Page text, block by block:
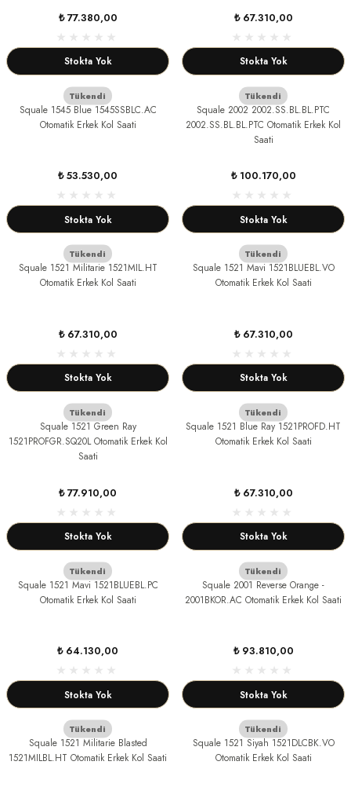
₺ 77.380,00
Stokta Yok
₺ 67.310,00
Stokta Yok
Tükendi
Squale 1545 Blue 1545SSBLC.AC
Otomatik Erkek Kol Saati
₺ 53.530,00
Stokta Yok
Tükendi
Squale 2002 2002.SS.BL.BL.PTC
2002.SS.BL.BL.PTC Otomatik Erkek Kol
Saati
₺ 100.170,00
Stokta Yok
Tükendi
Squale 1521 Militarie 1521MIL.HT
Otomatik Erkek Kol Saati
₺ 67.310,00
Stokta Yok
Tükendi
Squale 1521 Mavi 1521BLUEBL.VO
Otomatik Erkek Kol Saati
₺ 67.310,00
Stokta Yok
Tükendi
Squale 1521 Green Ray
1521PROFGR.SQ20L Otomatik Erkek Kol
Saati
₺ 77.910,00
Stokta Yok
Tükendi
Squale 1521 Blue Ray 1521PROFD.HT
Otomatik Erkek Kol Saati
₺ 67.310,00
Stokta Yok
Tükendi
Squale 1521 Mavi 1521BLUEBL.PC
Otomatik Erkek Kol Saati
₺ 64.130,00
Stokta Yok
Tükendi
Squale 2001 Reverse Orange -
2001BKOR.AC Otomatik Erkek Kol Saati
₺ 93.810,00
Stokta Yok
Tükendi
Squale 1521 Militarie Blasted
1521MILBL.HT Otomatik Erkek Kol Saati
Tükendi
Squale 1521 Siyah 1521DLCBK.VO
Otomatik Erkek Kol Saati